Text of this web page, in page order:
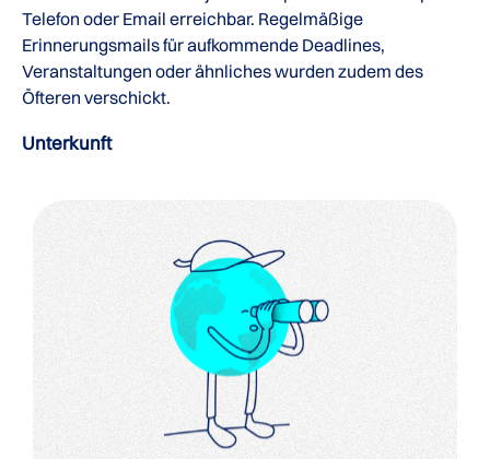
Telefon oder Email erreichbar. Regelmäßige
Erinnerungsmails für aufkommende Deadlines,
Veranstaltungen oder ähnliches wurden zudem des
Öfteren verschickt.
Unterkunft